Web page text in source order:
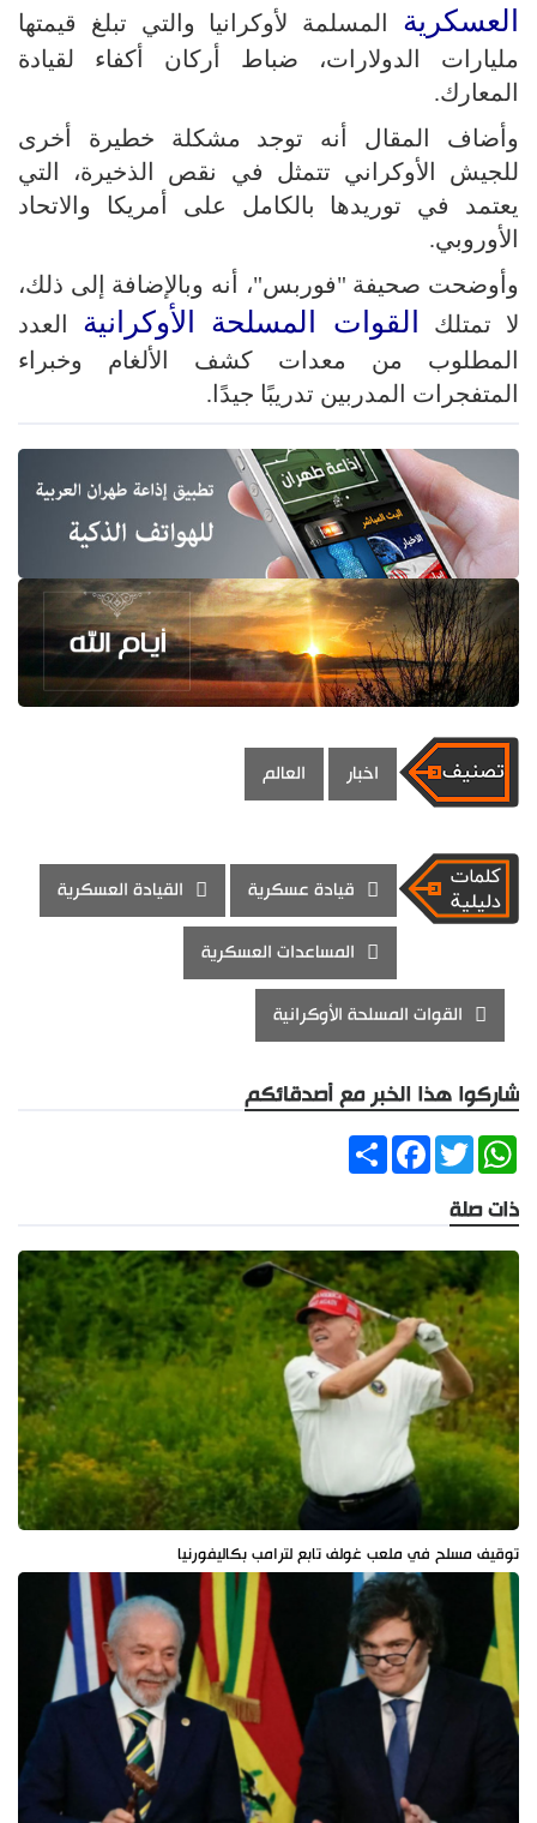
العسكرية المسلمة لأوكرانيا والتي تبلغ قيمتها
مليارات الدولارات، ضباط أركان أكفاء لقيادة
المعارك.
وأضاف المقال أنه توجد مشكلة خطيرة أخرى
للجيش الأوكراني تتمثل في نقص الذخيرة، التي
يعتمد في توريدها بالكامل على أمريكا والاتحاد
الأوروبي.
وأوضحت صحيفة "فوربس"، أنه وبالإضافة إلى ذلك،
لا تمتلك
القوات المسلحة الأوكرانية العدد
المطلوب من معدات كشف الألغام وخبراء
المتفجرات المدربين تدريبًا جيدًا.
اخبار العالم
قيادة عسكرية القيادة العسكرية
المساعدات العسكرية
القوات المسلحة الأوكرانية
شاركوا هذا الخبر مع أصدقائكم
ShareFacebookTwitter
WhatsApp
ذات صلة
توقيف مسلح في ملعب غولف تابع لترامب بكاليفورنيا